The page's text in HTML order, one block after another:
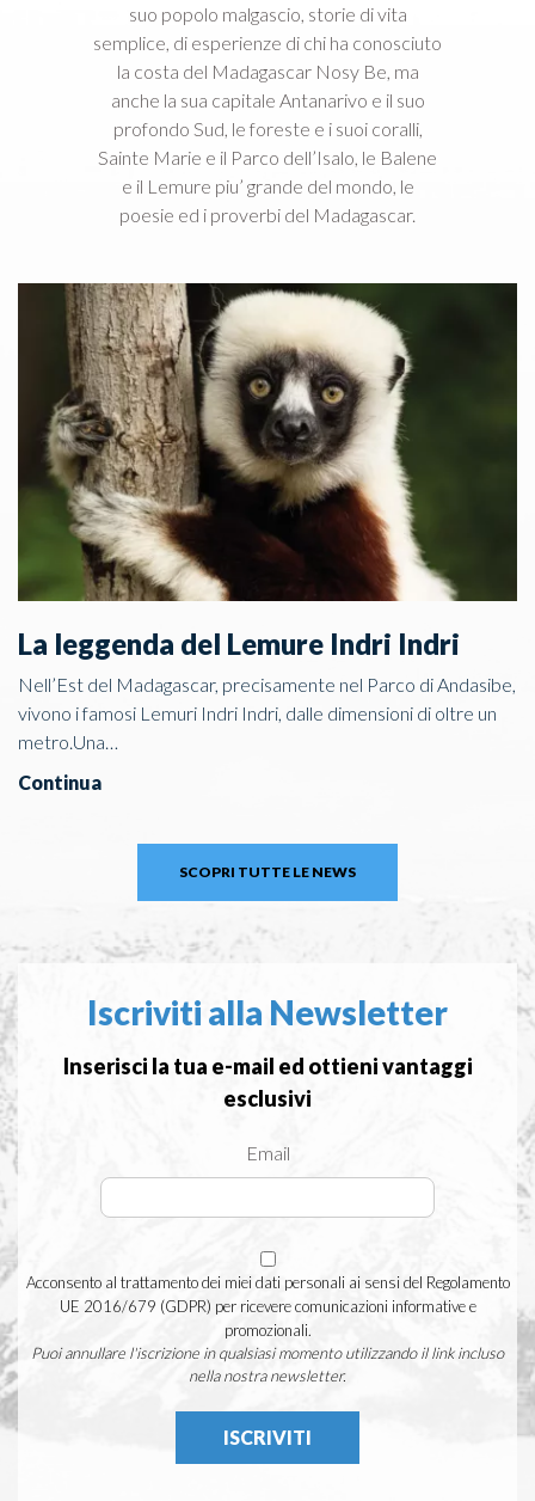
suo popolo malgascio, storie di vita
semplice, di esperienze di chi ha conosciuto
la costa del Madagascar Nosy Be, ma
anche la sua capitale Antanarivo e il suo
profondo Sud, le foreste e i suoi coralli,
Sainte Marie e il Parco dell’Isalo, le Balene
e il Lemure piu’ grande del mondo, le
poesie ed i proverbi del Madagascar.
La leggenda del Lemure Indri Indri
Nell’Est del Madagascar, precisamente nel Parco di Andasibe,
vivono i famosi Lemuri Indri Indri, dalle dimensioni di oltre un
metro.Una…
Continua
SCOPRI TUTTE LE NEWS
Iscriviti alla Newsletter
Inserisci la tua e-mail ed ottieni vantaggi
esclusivi
Email
Acconsento al trattamento dei miei dati personali ai sensi del Regolamento
UE 2016/679 (GDPR) per ricevere comunicazioni informative e
promozionali.
Puoi annullare l'iscrizione in qualsiasi momento utilizzando il link incluso
nella nostra newsletter.